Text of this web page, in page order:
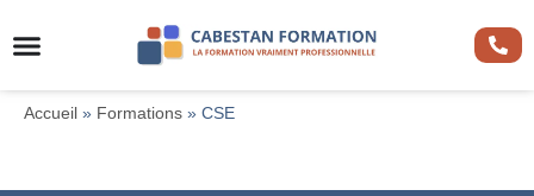
Accueil » Formations » CSE